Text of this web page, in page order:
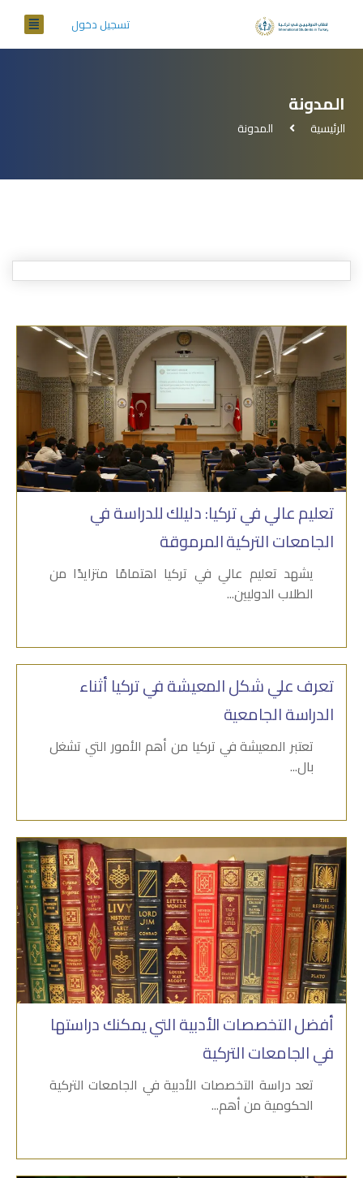
تسجيل دخول
المدونة
الرئيسية المدونة
تعليم عالي في تركيا: دليلك للدراسة في
الجامعات التركية المرموقة
يشهد تعليم عالي في تركيا اهتمامًا متزايدًا من
الطلاب الدوليين...
تعرف علي شكل المعيشة في تركيا أثناء
الدراسة الجامعية
تعتبر المعيشة في تركيا من أهم الأمور التي تشغل
بال...
أفضل التخصصات الأدبية التي يمكنك دراستها
في الجامعات التركية
تعد دراسة التخصصات الأدبية في الجامعات التركية
الحكومية من أهم...